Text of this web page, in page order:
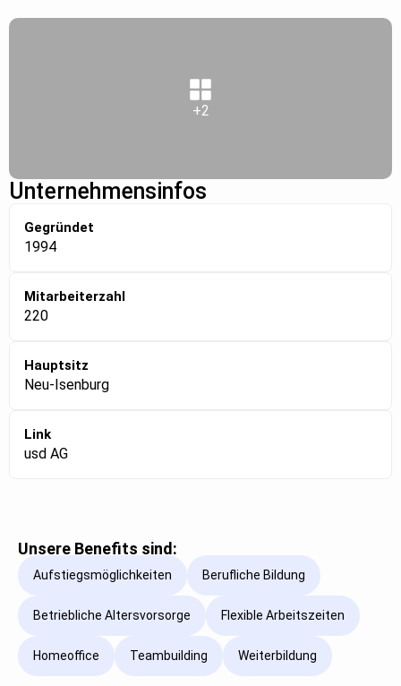
+2
Unternehmensinfos
Gegründet
1994
Mitarbeiterzahl
220
Hauptsitz
Neu-Isenburg
Link
usd AG
Unsere Benefits sind:
Aufstiegsmöglichkeiten Berufliche Bildung
Betriebliche Altersvorsorge Flexible Arbeitszeiten
Homeoffice Teambuilding Weiterbildung